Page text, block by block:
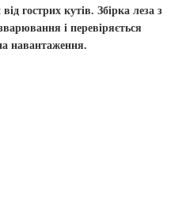
гострих кутів. Збірка леза з
і перевіряється
навантаження.